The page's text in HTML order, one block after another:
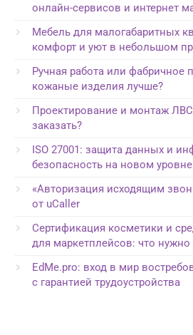
онлайн-сервисов и интернет
Мебель для малогабаритных
комфорт и уют в небольшом
Ручная работа или фабричное
кожаные изделия лучше?
Проектирование и монтаж
заказать?
ISO 27001: защита данных и
безопасность на новом уровне
«Авторизация исходящим
от uCaller
Сертификация косметики и
для маркетплейсов: что нужно
EdMe.pro: вход в мир
с гарантией трудоустройства